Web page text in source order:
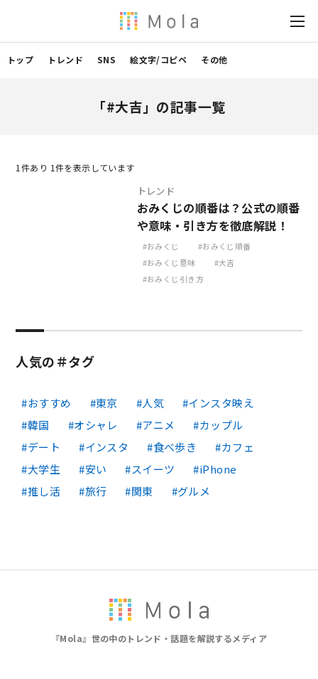
トップ トレンド SNS 絵文字/コピペ その他
「#大吉」の記事一覧
1 件あり 1件を表示しています
トレンド
おみくじの順番は？公式の順番
や意味・引き方を徹底解説！
おみくじ
おみくじ順番
おみくじ意味
大吉
おみくじ引き方
人気の＃タグ
おすすめ 東京 人気
インスタ映え
韓国
オシャレ アニメ
カップル
デート
インスタ 食べ歩き
カフェ
大学生
安い スイーツ
iPhone
推し活
旅行 関東 グルメ
『Mola』世の中のトレンド・話題を解説するメディア